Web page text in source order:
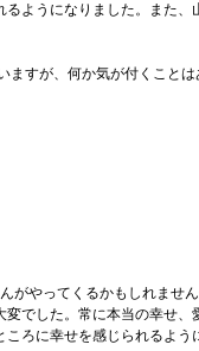
ようになりました。また
すが、何か気が付くことは
がやってくるかもしれませ
でした。常に本当の幸せ
に幸せを感じられるよ